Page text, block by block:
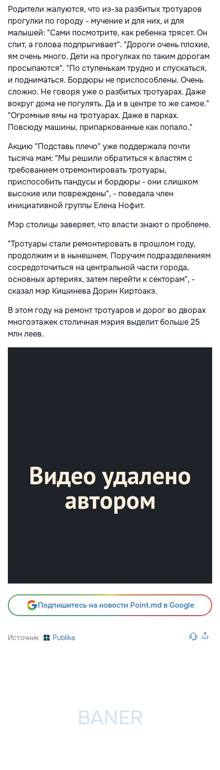
Родители жалуются, что из-за разбитых тротуаров
прогулки по городу - мучение и для них, и для
малышей: "Сами посмотрите, как ребенка трясет. Он
спит, а голова подпрыгивает". "Дороги очень плохие,
ям очень много. Дети на прогулках по таким дорогам
просыпаются". "По ступенькам трудно и спускаться,
и подниматься. Бордюры не приспособлены. Очень
сложно. Не говоря уже о разбитых тротуарах. Даже
вокруг дома не погулять. Да и в центре то же самое."
"Огромные ямы на тротуарах. Даже в парках.
Повсюду машины, припаркованные как попало."
Акцию "Подставь плечо" уже поддержала почти
тысяча мам: "Мы решили обратиться к властям с
требованием отремонтировать тротуары,
приспособить пандусы и бордюры - они слишком
высокие или повреждены", - поведала член
инициативной группы Елена Нофит.
Мэр столицы заверяет, что власти знают о проблеме.
"Тротуары стали ремонтировать в прошлом году,
продолжим и в нынешнем. Поручим подразделениям
сосредоточиться на центральной части города,
основных артериях, затем перейти к секторам", -
сказал мэр Кишинева Дорин Киртоакэ.
В этом году на ремонт тротуаров и дорог во дворах
многоэтажек столичная мэрия выделит больше 25
млн леев.
Подпишитесь на новости Point.md в Google
Источник Publika